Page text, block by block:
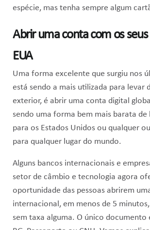
espécie, mas tenha sempre algum
Abrir uma conta com os
EUA
Uma forma excelente que surgiu nos
está sendo a mais utilizada para levar
exterior, é abrir uma conta digital
sendo uma forma bem mais barata de
para os Estados Unidos ou qualquer
para qualquer lugar do mundo.
Alguns bancos internacionais e
setor de câmbio e tecnologia agora
oportunidade das pessoas abrirem
internacional, em menos de 5
sem taxa alguma. O único documento